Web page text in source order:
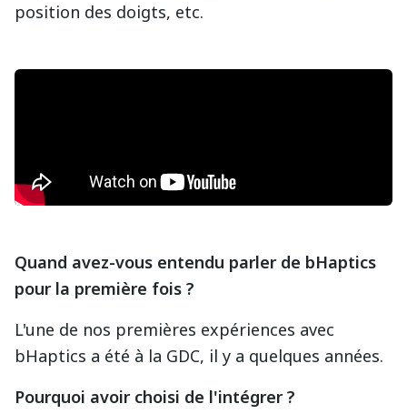
position des doigts, etc.
Quand avez-vous entendu parler de bHaptics
pour la première fois ?
L'une de nos premières expériences avec
bHaptics a été à la GDC, il y a quelques années.
Pourquoi avoir choisi de l'intégrer ?